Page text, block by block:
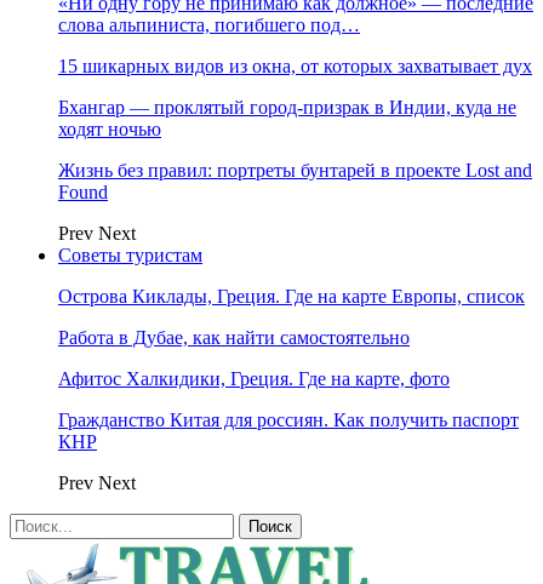
слова альпиниста, погибшего под…
15 шикарных видов из окна, от которых захватывает дух
Бхангар — проклятый город-призрак в Индии, куда не
ходят ночью
Жизнь без правил: портреты бунтарей в проекте Lost and
Found
Prev Next
Советы туристам
Острова Киклады, Греция. Где на карте Европы, список
Работа в Дубае, как найти самостоятельно
Афитос Халкидики, Греция. Где на карте, фото
Гражданство Китая для россиян. Как получить паспорт
КНР
Prev Next